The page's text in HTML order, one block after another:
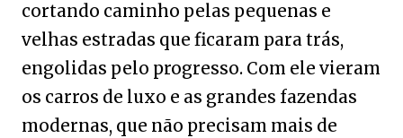
cortando caminho pelas pequenas e
velhas estradas que ficaram para trás,
engolidas pelo progresso. Com ele vieram
os carros de luxo e as grandes fazendas
modernas, que não precisam mais de